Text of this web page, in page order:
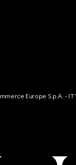
Europe S.p.A. -